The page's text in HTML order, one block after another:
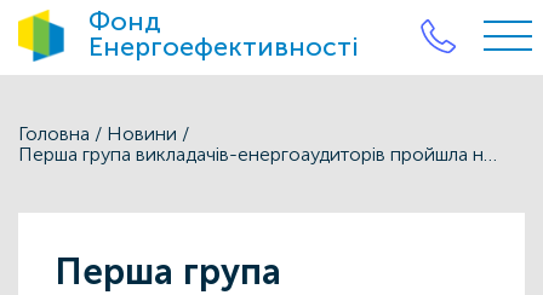
Фонд
Енергоефективності
Головна / Новини /
Перша група викладачів-енергоаудиторів пройшла навчання
Перша група